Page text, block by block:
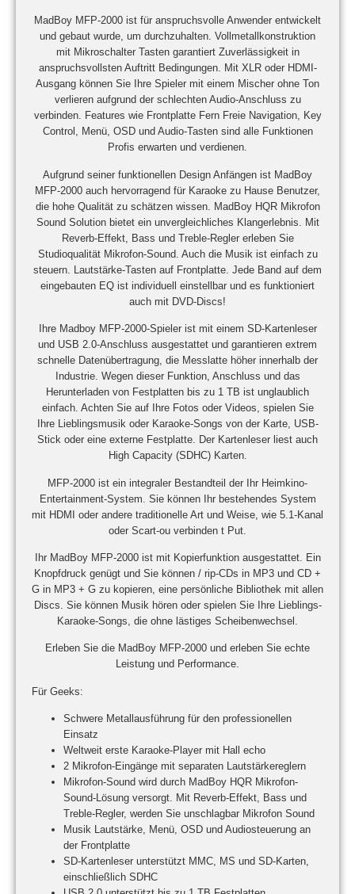
MadBoy MFP-2000 ist für anspruchsvolle Anwender entwickelt
und gebaut wurde, um durchzuhalten. Vollmetallkonstruktion
mit Mikroschalter Tasten garantiert Zuverlässigkeit in
anspruchsvollsten Auftritt Bedingungen. Mit XLR oder HDMI-
Ausgang können Sie Ihre Spieler mit einem Mischer ohne Ton
verlieren aufgrund der schlechten Audio-Anschluss zu
verbinden. Features wie Frontplatte Fern Freie Navigation, Key
Control, Menü, OSD und Audio-Tasten sind alle Funktionen
Profis erwarten und verdienen.
Aufgrund seiner funktionellen Design Anfängen ist MadBoy
MFP-2000 auch hervorragend für Karaoke zu Hause Benutzer,
die hohe Qualität zu schätzen wissen. MadBoy HQR Mikrofon
Sound Solution bietet ein unvergleichliches Klangerlebnis. Mit
Reverb-Effekt, Bass und Treble-Regler erleben Sie
Studioqualität Mikrofon-Sound. Auch die Musik ist einfach zu
steuern. Lautstärke-Tasten auf Frontplatte. Jede Band auf dem
eingebauten EQ ist individuell einstellbar und es funktioniert
auch mit DVD-Discs!
Ihre Madboy MFP-2000-Spieler ist mit einem SD-Kartenleser
und USB 2.0-Anschluss ausgestattet und garantieren extrem
schnelle Datenübertragung, die Messlatte höher innerhalb der
Industrie. Wegen dieser Funktion, Anschluss und das
Herunterladen von Festplatten bis zu 1 TB ist unglaublich
einfach. Achten Sie auf Ihre Fotos oder Videos, spielen Sie
Ihre Lieblingsmusik oder Karaoke-Songs von der Karte, USB-
Stick oder eine externe Festplatte. Der Kartenleser liest auch
High Capacity (SDHC) Karten.
MFP-2000 ist ein integraler Bestandteil der Ihr Heimkino-
Entertainment-System. Sie können Ihr bestehendes System
mit HDMI oder andere traditionelle Art und Weise, wie 5.1-Kanal
oder Scart-ou verbinden t Put.
Ihr MadBoy MFP-2000 ist mit Kopierfunktion ausgestattet. Ein
Knopfdruck genügt und Sie können / rip-CDs in MP3 und CD +
G in MP3 + G zu kopieren, eine persönliche Bibliothek mit allen
Discs. Sie können Musik hören oder spielen Sie Ihre Lieblings-
Karaoke-Songs, die ohne lästiges Scheibenwechsel.
Erleben Sie die MadBoy MFP-2000 und erleben Sie echte
Leistung und Performance.
Für Geeks:
Schwere Metallausführung für den professionellen
Einsatz
Weltweit erste Karaoke-Player mit Hall echo
2 Mikrofon-Eingänge mit separaten Lautstärkereglern
Mikrofon-Sound wird durch MadBoy HQR Mikrofon-
Sound-Lösung versorgt. Mit Reverb-Effekt, Bass und
Treble-Regler, werden Sie unschlagbar Mikrofon Sound
Musik Lautstärke, Menü, OSD und Audiosteuerung an
der Frontplatte
SD-Kartenleser unterstützt MMC, MS und SD-Karten,
einschließlich SDHC